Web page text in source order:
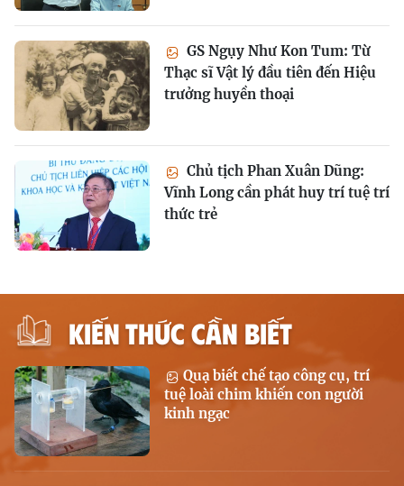
GS Ngụy Như Kon Tum: Từ
Thạc sĩ Vật lý đầu tiên đến Hiệu
trưởng huyền thoại
Chủ tịch Phan Xuân Dũng:
Vĩnh Long cần phát huy trí tuệ trí
thức trẻ
KIẾN THỨC CẦN BIẾT
Quạ biết chế tạo công cụ, trí
tuệ loài chim khiến con người
kinh ngạc